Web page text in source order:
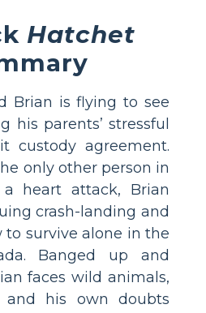
Hatchet
Brian is flying to see
his parents’ stressful
custody agreement.
only other person in
heart attack, Brian
crash-landing and
to survive alone in the
Banged up and
faces wild animals,
and his own doubts